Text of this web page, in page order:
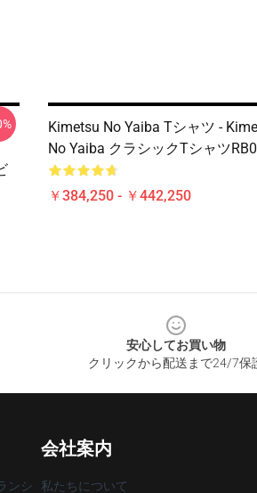
Kimetsu No Yaiba Tシャツ -
No Yaiba クラシックTシャツ
￥384,250 - ￥442,250
安心してお買い物
クリックから配送まで24/7保
ンシ
会社案内
私たちについて